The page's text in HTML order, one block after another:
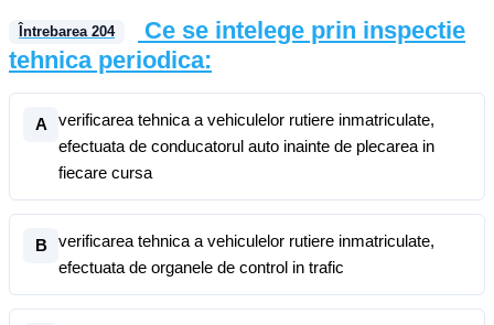
Întrebarea 204
Ce se intelege prin inspectie
tehnica periodica:
A
verificarea tehnica a vehiculelor rutiere inmatriculate,
efectuata de conducatorul auto inainte de plecarea in
fiecare cursa
B
verificarea tehnica a vehiculelor rutiere inmatriculate,
efectuata de organele de control in trafic